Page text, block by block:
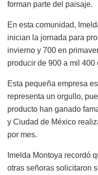
forman parte del paisaje.
En esta comunidad,
inician la jornada para
invierno y 700 en
producir de 900 a mil
Esta pequeña empresa
representa un orgullo,
producto han ganado
y Ciudad de México
por mes.
Imelda Montoya recordó
otras señoras solicitaron